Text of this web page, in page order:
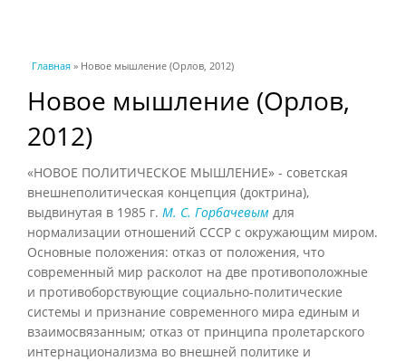
Вы здесь
Главная » Новое мышление (Орлов, 2012)
Новое мышление (Орлов,
2012)
«НОВОЕ ПОЛИТИЧЕСКОЕ МЫШЛЕНИЕ» - советская
внешнеполитическая концепция (доктрина),
выдвинутая в 1985 г. М. С. Горбачевым для
нормализации отношений СССР с окружающим миром.
Основные положения: отказ от положения, что
современный мир расколот на две противоположные
и противоборствующие социально-политические
системы и признание современного мира единым и
взаимосвязанным; отказ от принципа пролетарского
интернационализма во внешней политике и